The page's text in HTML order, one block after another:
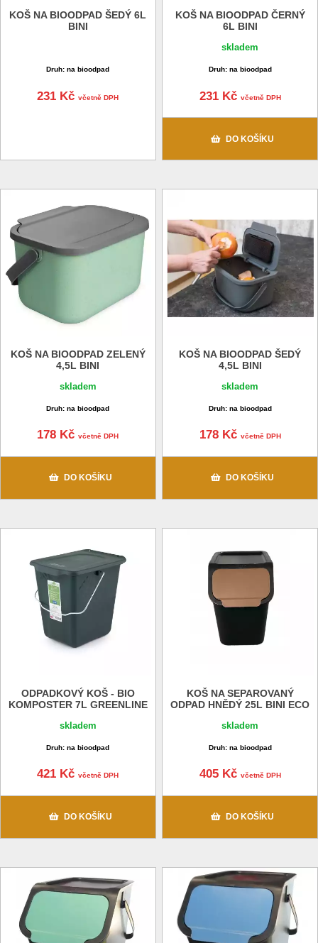
KOŠ NA BIOODPAD ŠEDÝ 6L
BINI
Druh: na bioodpad
231 Kčvčetně DPH
KOŠ NA BIOODPAD ČERNÝ
6L BINI
skladem
Druh: na bioodpad
231 Kč včetně DPH
DO KOŠÍKU
KOŠ NA BIOODPAD ZELENÝ
4,5L BINI
skladem
Druh: na bioodpad
178 Kčvčetně DPH
DO KOŠÍKU
KOŠ NA BIOODPAD ŠEDÝ
4,5L BINI
skladem
Druh: na bioodpad
178 Kč včetně DPH
DO KOŠÍKU
ODPADKOVÝ KOŠ - BIO
KOMPOSTER 7L GREENLINE
skladem
Druh: na bioodpad
421 Kčvčetně DPH
DO KOŠÍKU
KOŠ NA SEPAROVANÝ
ODPAD HNĚDÝ 25L BINI ECO
skladem
Druh: na bioodpad
405 Kč včetně DPH
DO KOŠÍKU